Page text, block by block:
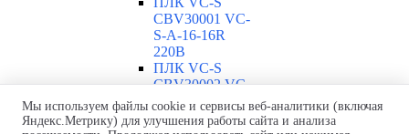
CBV30001 VC-
S-A-16-16R
220В
ПЛК VC-S
CBV30002 VC-
S-A-16-16T-4
220В
Мы используем файлы cookie и сервисы веб-аналитики (включая
Яндекс.Метрику) для улучшения работы сайта и анализа